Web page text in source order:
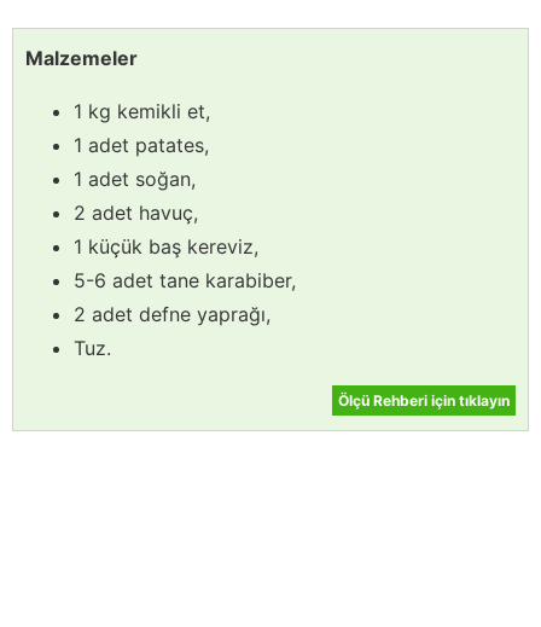
Malzemeler
1 kg kemikli et,
1 adet patates,
1 adet soğan,
2 adet havuç,
1 küçük baş kereviz,
5-6 adet tane karabiber,
2 adet defne yaprağı,
Tuz.
Ölçü Rehberi için tıklayın